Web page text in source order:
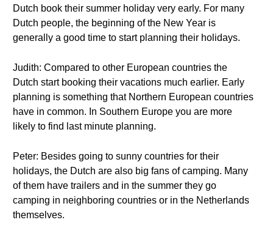
Dutch book their summer holiday very early. For many
Dutch people, the beginning of the New Year is
generally a good time to start planning their holidays.
Judith: Compared to other European countries the
Dutch start booking their vacations much earlier. Early
planning is something that Northern European countries
have in common. In Southern Europe you are more
likely to find last minute planning.
Peter: Besides going to sunny countries for their
holidays, the Dutch are also big fans of camping. Many
of them have trailers and in the summer they go
camping in neighboring countries or in the Netherlands
themselves.